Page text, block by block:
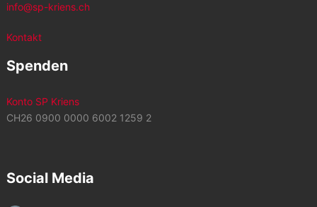
info@sp-kriens.ch
Kontakt
Spenden
Konto SP Kriens
CH26 0900 0000 6002 1259 2
Social Media